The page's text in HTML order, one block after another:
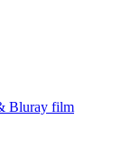
Bluray film